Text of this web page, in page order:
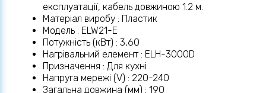
експлуатації, кабель довжиною 1.2 м.
Матеріал виробу : Пластик
Модель : ELW21-E
Потужність (кВт) : 3,60
Нагрівальний елемент : ELH-3000D
Призначення : Для кухні
Напруга мережі (V) : 220-240
Загальна довжина (мм) : 190